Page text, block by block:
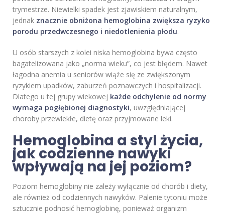
trymestrze. Niewielki spadek jest zjawiskiem naturalnym,
jednak znacznie obniżona hemoglobina zwiększa ryzyko
porodu przedwczesnego i niedotlenienia płodu.
U osób starszych z kolei niska hemoglobina bywa często
bagatelizowana jako „norma wieku”, co jest błędem. Nawet
łagodna anemia u seniorów wiąże się ze zwiększonym
ryzykiem upadków, zaburzeń poznawczych i hospitalizacji.
Dlatego u tej grupy wiekowej każde odchylenie od normy
wymaga pogłębionej diagnostyki, uwzględniającej
choroby przewlekłe, dietę oraz przyjmowane leki.
Hemoglobina a styl życia,
jak codzienne nawyki
wpływają na jej poziom?
Poziom hemoglobiny nie zależy wyłącznie od chorób i diety,
ale również od codziennych nawyków. Palenie tytoniu może
sztucznie podnosić hemoglobinę, ponieważ organizm